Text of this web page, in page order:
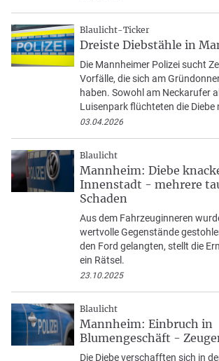
Blaulicht-Ticker
Dreiste Diebstähle in
Die Mannheimer Polizei sucht
Vorfälle, die sich am
haben. Sowohl am Neckarufer
Luisenpark flüchteten die Diebe
03.04.2026
Blaulicht
Mannheim: Diebe
Innenstadt - mehrere
Schaden
Aus dem Fahrzeuginneren
wertvolle Gegenstände
den Ford gelangten, stellt die
ein Rätsel.
23.10.2025
Blaulicht
Mannheim: Einbruch in
Blumengeschäft -
Die Diebe verschafften sich in